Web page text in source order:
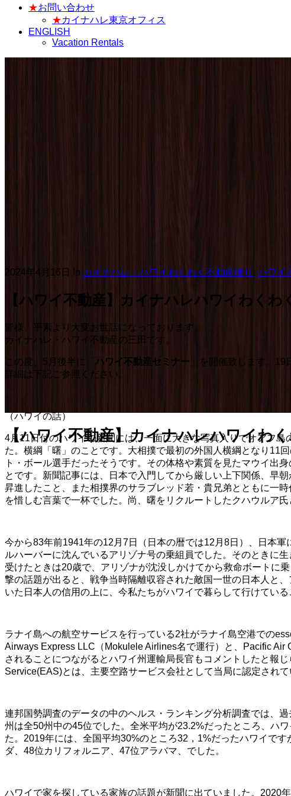
★お問い合わせ
★カイナハレ東京オフィス
ENGLISH
Vacation Rentals
【ハワイ不動産】カイナハレハワイわ
2024年4月16日 In カイナハレ・ハワイわくわく不動産便り , ハワイ
【ハワイ不動産】カイナハレハワイわくわ
皆様、平素より大変お世話になっております。
カイナハレ・ハワイ不動産の三田です。
この度、5月後半に「 ハワイ不動産セミナー 」を開催致します。
詳細は下記ご参照ください。
（ハワイの話）
4月11日付のハワイの新聞には、一面に大きな写真入りでオアフ
た。横綱「曙」のことです。大相撲で最初の外国人横綱となり11
ト・ボール選手だったそうです。その体格や素質を見たマウイ出
とです。新聞記事には、日本で入門してから厳しい上下関係、早
昇進したこと、また相撲界のサラブレッド若・貴兄弟とともに一
を惜しむ言葉で一杯でした。尚、曙をリクルートしたクハウルア
今から83年前1941年の12月7日（日本の暦では12月8日）、日本
ルハーバーに沈んでいるアリゾナ号の乗組員でした。そのときに
受けたときは20歳で、アリゾナが沈没しかけてから救命ボートに
撃の話題が出ると、戦争当時隔離収容された敵国一世の日本人と
いた日本人の信用の上に、今私たちがハワイで暮らして行けている
ラナイ島への航空サービスを行っている2社がラナイ島空港での
Airways Express LLC（Mokulele Airlines名で運行）と、Pacific
されることにつながるとハワイ州運輸局長官もコメントしたと報
Service(EAS)とは、主要空路サービス会社として当局に認定されて
連邦国勢調査のデータの中のヘルス・ランキング分析調査では、
州は全50州中の45位でした。全米平均が23.2%だったところ、ハ
た。2019年には、全国平均30%のところ32，1%だったハワイで
ダ、48位カリフォルニア、47位アラバマ、でした。
ハワイで家を探している家族の話題が新聞に出ていました。2020